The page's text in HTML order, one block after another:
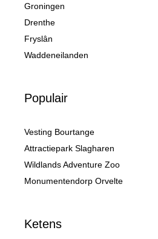
Groningen
Drenthe
Fryslân
Waddeneilanden
Populair
Vesting Bourtange
Attractiepark Slagharen
Wildlands Adventure Zoo
Monumentendorp Orvelte
Ketens